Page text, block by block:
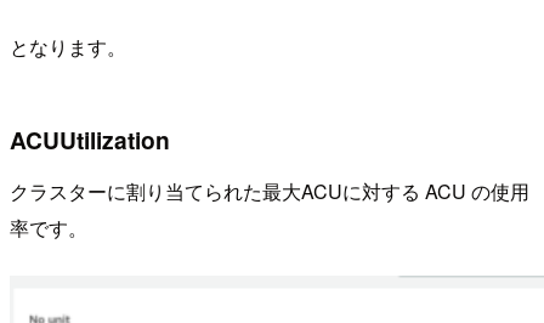
となります。
ACUUtilization
クラスターに割り当てられた最大ACUに対する ACU の使用
率です。